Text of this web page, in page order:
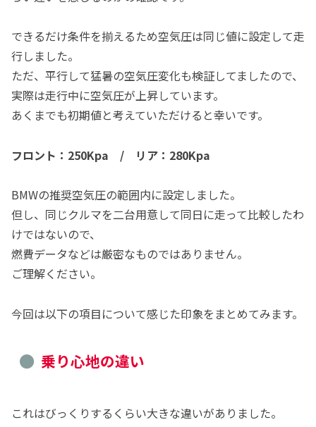
できるだけ条件を揃えるため空気圧は同じ値に設定して走
行しました。
ただ、平行して猛暑の空気圧変化も検証してましたので、
実際は走行中に空気圧が上昇しています。
あくまでも初期値と考えていただけると幸いです。
フロント：250Kpa / リア：280Kpa
BMWの推奨空気圧の範囲内に設定しました。
但し、同じクルマを二台用意して同日に走って比較したわ
けではないので、
燃費データなどは厳密なものではありません。
ご理解ください。
今回は以下の項目について感じた印象をまとめてみます。
乗り心地の違い
これはびっくりするくらい大きな違いがありました。